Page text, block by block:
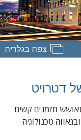
צפה בגלריה
מזמנים קשים
טכנולוגיה